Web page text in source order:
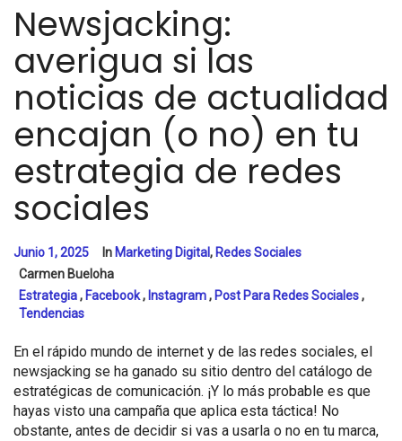
Newsjacking:
averigua si las
noticias de actualidad
encajan (o no) en tu
estrategia de redes
sociales
Junio 1, 2025 In Marketing Digital, Redes Sociales
Carmen Bueloha
Estrategia, Facebook, Instagram, Post Para Redes Sociales,
Tendencias
En el rápido mundo de internet y de las redes sociales, el
newsjacking se ha ganado su sitio dentro del catálogo de
estratégicas de comunicación. ¡Y lo más probable es que
hayas visto una campaña que aplica esta táctica! No
obstante, antes de decidir si vas a usarla o no en tu marca,